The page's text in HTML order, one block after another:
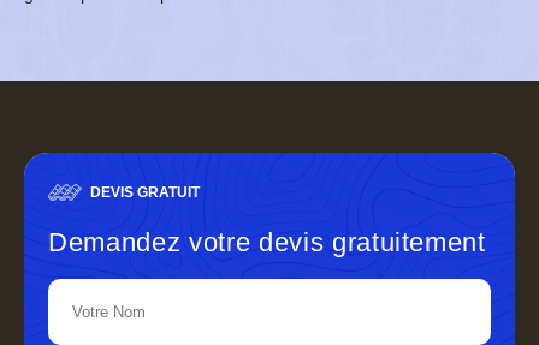
DEVIS GRATUIT
Demandez votre devis gratuitement